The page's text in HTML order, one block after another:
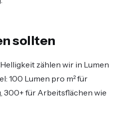
sollten
zählen wir in Lumen
100 Lumen pro m² für
300+ für Arbeitsflächen wie